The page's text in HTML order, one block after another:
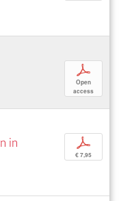
p
Open
access
in
p
€ 7,95